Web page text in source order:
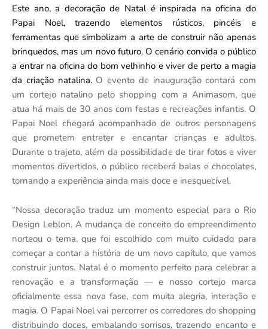
Este ano, a decoração de Natal é inspirada na oficina do
Papai Noel, trazendo elementos rústicos, pincéis e
ferramentas que simbolizam a arte de construir não apenas
brinquedos, mas um novo futuro. O cenário convida o público
a entrar na oficina do bom velhinho e viver de perto a magia
da criação natalina. O evento de inauguração contará com
um cortejo natalino pelo shopping com a Animasom, que
atua há mais de 30 anos com festas e recreações infantis. O
Papai Noel chegará acompanhado de outros personagens
que prometem entreter e encantar crianças e adultos.
Durante o trajeto, além da possibilidade de tirar fotos e viver
momentos divertidos, o público receberá balas e chocolates,
tornando a experiência ainda mais doce e inesquecível.
“Nossa decoração traduz um momento especial para o Rio
Design Leblon. A mudança de conceito do empreendimento
norteou o tema, que foi escolhido com muito cuidado para
começar a contar a história de um novo capítulo, que vamos
construir juntos. Natal é o momento perfeito para celebrar a
renovação e a transformação — e nosso cortejo marca
oficialmente essa nova fase, com muita alegria, interação e
magia. O Papai Noel vai percorrer os corredores do shopping
distribuindo doces, embalando sorrisos, trazendo encanto e